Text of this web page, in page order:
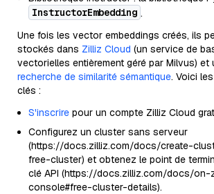
InstructorEmbedding .
Une fois les vector embeddings créés, ils
stockés dans Zilliz Cloud (un service de
vectorielles entièrement géré par Milvus) et
recherche de similarité sémantique. Voici
clés :
S'inscrire pour un compte Zilliz Cloud
Configurez un cluster sans serveur
(https://docs.zilliz.com/docs/create-
free-cluster) et obtenez le point de
clé API (https://docs.zilliz.com/docs/
console#free-cluster-details).